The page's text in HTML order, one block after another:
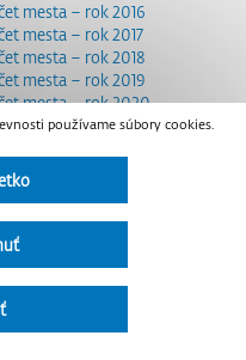
mesta – rok 2016
mesta – rok 2017
mesta – rok 2018
mesta – rok 2019
mesta – rok 2020
mesta – rok 2021
mesta – rok 2023
mesta – rok 2024
mesta – rok 2026
a výdavky na štátnu reklamu
používame súbory cookies.